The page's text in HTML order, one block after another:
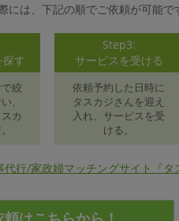
には、下記の順でご依頼が可能で
探す
絞
、
カ
Step3:
サービスを受ける
依頼予約した日時に
タスカジさんを迎え
入れ、サービスを受
ける。
行/家政婦マッチングサイト『タ